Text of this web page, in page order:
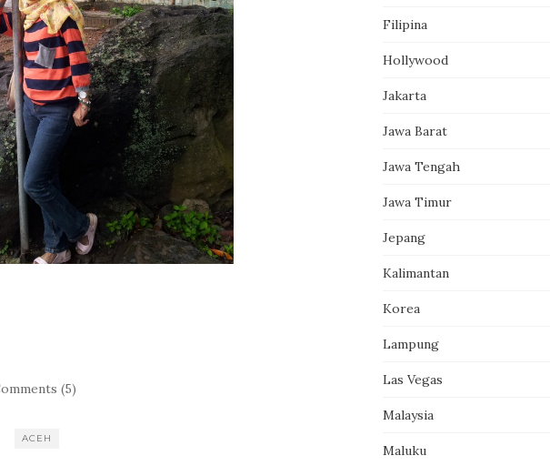
(5)
ACEH
Filipina
Hollywood
Jakarta
Jawa Barat
Jawa Tengah
Jawa Timur
Jepang
Kalimantan
Korea
Lampung
Las Vegas
Malaysia
Maluku